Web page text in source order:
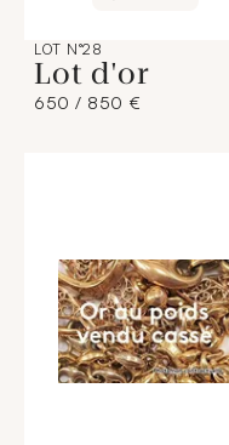
LOT N°28
Lot d'or
650 / 850 €